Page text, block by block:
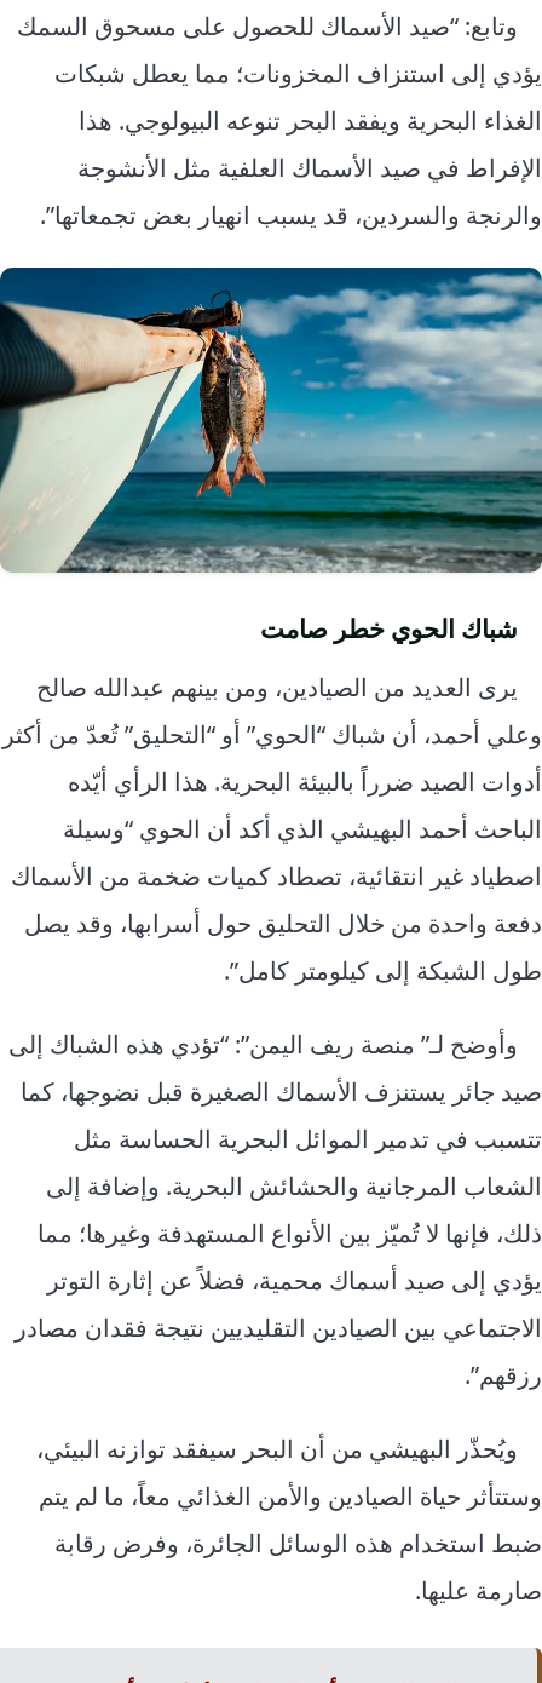
وتابع: “صيد الأسماك للحصول على مسحوق السمك
يؤدي إلى استنزاف المخزونات؛ مما يعطل شبكات
الغذاء البحرية ويفقد البحر تنوعه البيولوجي. هذا
الإفراط في صيد الأسماك العلفية مثل الأنشوجة
والرنجة والسردين، قد يسبب انهيار بعض تجمعاتها”.
شباك الحوي خطر صامت
يرى العديد من الصيادين، ومن بينهم عبدالله صالح
وعلي أحمد، أن شباك “الحوي” أو “التحليق” تُعدّ من أكثر
أدوات الصيد ضرراً بالبيئة البحرية. هذا الرأي أيّده
الباحث أحمد البهيشي الذي أكد أن الحوي “وسيلة
اصطياد غير انتقائية، تصطاد كميات ضخمة من الأسماك
دفعة واحدة من خلال التحليق حول أسرابها، وقد يصل
طول الشبكة إلى كيلومتر كامل”.
وأوضح لـ” منصة ريف اليمن”: “تؤدي هذه الشباك إلى
صيد جائر يستنزف الأسماك الصغيرة قبل نضوجها، كما
تتسبب في تدمير الموائل البحرية الحساسة مثل
الشعاب المرجانية والحشائش البحرية. وإضافة إلى
ذلك، فإنها لا تُميّز بين الأنواع المستهدفة وغيرها؛ مما
يؤدي إلى صيد أسماك محمية، فضلاً عن إثارة التوتر
الاجتماعي بين الصيادين التقليديين نتيجة فقدان مصادر
رزقهم”.
ويُحذّر البهيشي من أن البحر سيفقد توازنه البيئي،
وستتأثر حياة الصيادين والأمن الغذائي معاً، ما لم يتم
ضبط استخدام هذه الوسائل الجائرة، وفرض رقابة
صارمة عليها.